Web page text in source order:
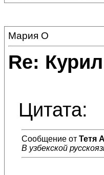
Мария О
Re:
Цитата:
Сообщение от Тетя
В узбекской